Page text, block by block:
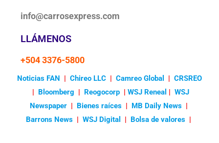
info@carrosexpress.com
LLÁMENOS
+504 3376-5800
Noticias FAN Chireo LLC Camreo Global
CRSREO
Bloomberg Reogocorp| WSJ Reneal
WSJ
Newspaper| Bienes raíces| MB Daily News|
Barrons News
WSJ Digital Bolsa de valores